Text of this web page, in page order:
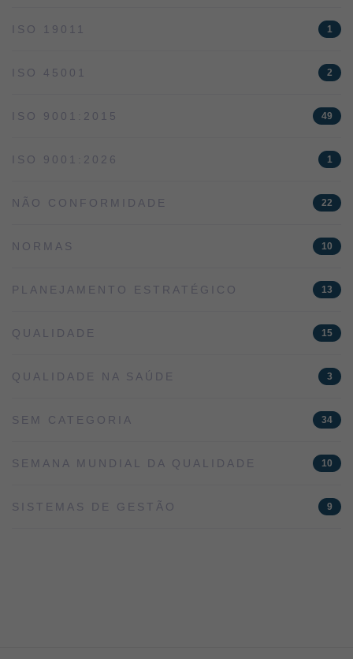
ISO 19011 1
ISO 45001 2
ISO 9001:2015 49
ISO 9001:2026 1
NÃO CONFORMIDADE 22
NORMAS 10
PLANEJAMENTO ESTRATÉGICO 13
QUALIDADE 15
QUALIDADE NA SAÚDE 3
SEM CATEGORIA 34
SEMANA MUNDIAL DA QUALIDADE 10
SISTEMAS DE GESTÃO 9